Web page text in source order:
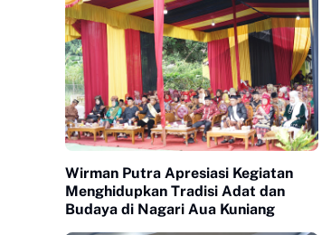
Wirman Putra Apresiasi Kegiatan
Menghidupkan Tradisi Adat dan
Budaya di Nagari Aua Kuniang